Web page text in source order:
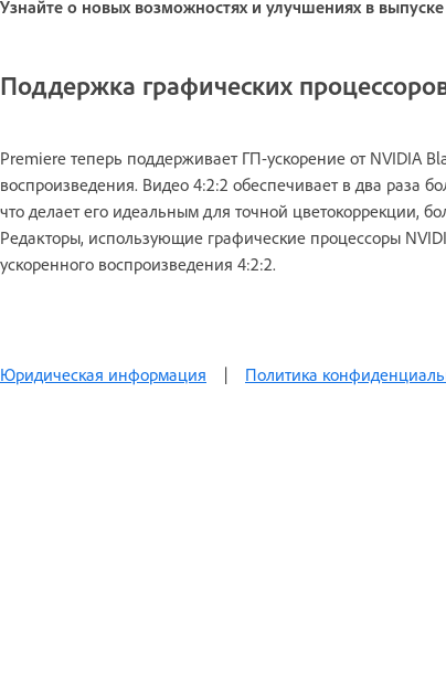
Узнайте о новых возможностях и улучшениях в
Поддержка графических
Premiere теперь поддерживает ГП-ускорение от NVIDIA
воспроизведения. Видео 4:2:2 обеспечивает в два раза
что делает его идеальным для точной цветокоррекции,
Редакторы, использующие графические процессоры
ускоренного воспроизведения 4:2:2.
Юридическая информация | Политика